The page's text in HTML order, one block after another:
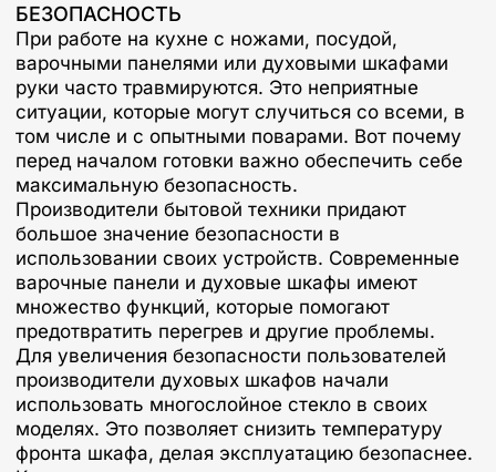
БЕЗОПАСНОСТЬ
При работе на кухне с ножами, посудой,
варочными панелями или духовыми шкафами
руки часто травмируются. Это неприятные
ситуации, которые могут случиться со всеми, в
том числе и с опытными поварами. Вот почему
перед началом готовки важно обеспечить себе
максимальную безопасность.
Производители бытовой техники придают
большое значение безопасности в
использовании своих устройств. Современные
варочные панели и духовые шкафы имеют
множество функций, которые помогают
предотвратить перегрев и другие проблемы.
Для увеличения безопасности пользователей
производители духовых шкафов начали
использовать многослойное стекло в своих
моделях. Это позволяет снизить температуру
фронта шкафа, делая эксплуатацию безопаснее.